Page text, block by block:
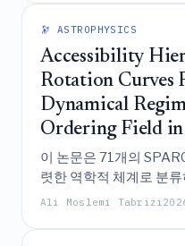
하는 동시에 버스트 지
지며 복잡한 자기 및 플
점을 강조한다.
🔭 ASTROPHYSICS
Accessibility
Rotation Curves
Dynamical
Ordering Field in
이 논문은 71개의
렷한 역학적 체계로 분
조 프레임워크를 제안하
Ali Moslemi Tabrizi